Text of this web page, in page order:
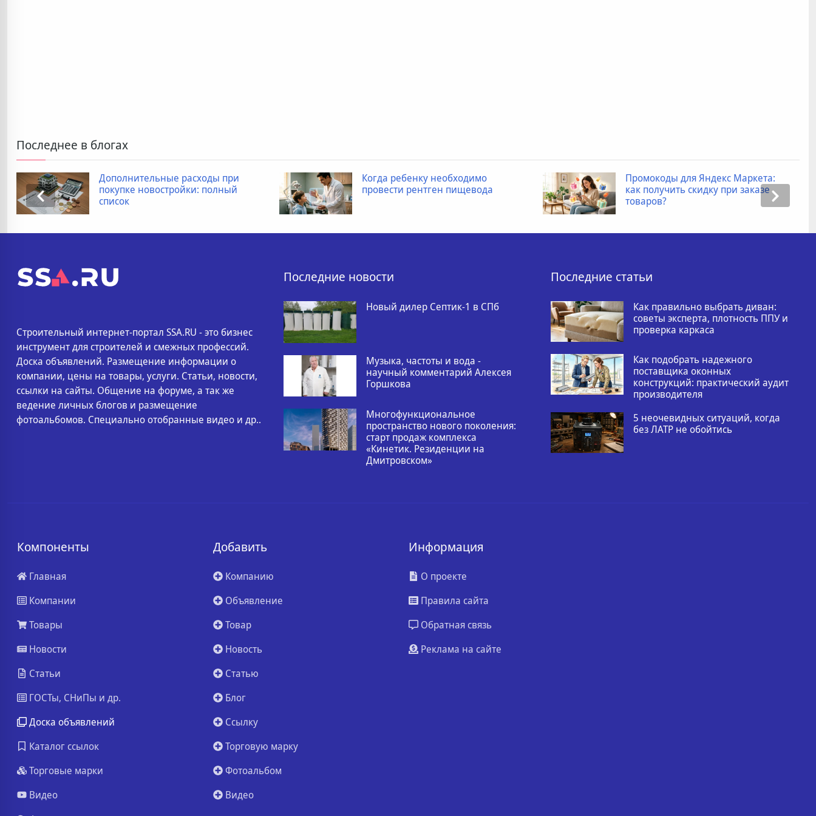
Последнее в блогах
Дополнительные расходы при
покупке новостройки: полный
список
Когда ребенку необходимо
провести рентген пищевода
Промокоды для Яндекс Маркета:
как получить скидку при заказе
товаров?
Строительный интернет-портал SSA.RU - это бизнес
инструмент для строителей и смежных профессий.
Доска объявлений. Размещение информации о
компании, цены на товары, услуги. Статьи, новости,
ссылки на сайты. Общение на форуме, а так же
ведение личных блогов и размещение
фотоальбомов. Специально отобранные видео и др..
Последние новости
Новый дилер Септик-1 в СПб
Музыка, частоты и вода -
научный комментарий Алексея
Горшкова
Многофункциональное
пространство нового поколения:
старт продаж комплекса
«Кинетик. Резиденции на
Дмитровском»
Последние статьи
Как правильно выбрать диван:
советы эксперта, плотность ППУ и
проверка каркаса
Как подобрать надежного
поставщика оконных
конструкций: практический аудит
производителя
5 неочевидных ситуаций, когда
без ЛАТР не обойтись
Компоненты
Главная
Компании
Товары
Новости
Статьи
ГОСТы, СНиПы и др.
Доска объявлений
Каталог ссылок
Торговые марки
Видео
Добавить
Компанию
Объявление
Товар
Новость
Статью
Блог
Ссылку
Торговую марку
Фотоальбом
Видео
Информация
О проекте
Правила сайта
Обратная связь
Реклама на сайте